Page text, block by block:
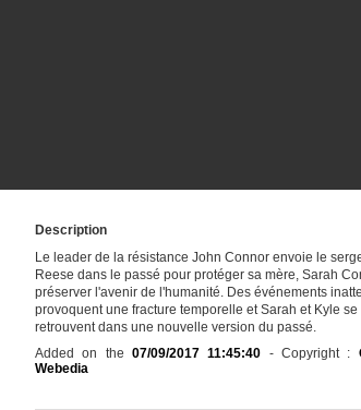
Description
Le leader de la résistance John Connor envoie le
Reese dans le passé pour protéger sa mère, Sarah
préserver l'avenir de l'humanité. Des événements
provoquent une fracture temporelle et Sarah et Kyle se
retrouvent dans une nouvelle version du passé.
Added on the 07/09/2017 11:45:40 - Copyright :
Webedia